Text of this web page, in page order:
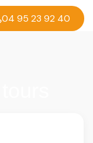
04 95 23 92 40